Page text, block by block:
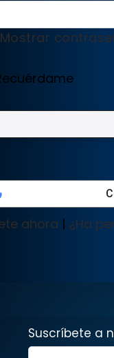
Mostrar
ahora | ¿Ha
Suscríbete a